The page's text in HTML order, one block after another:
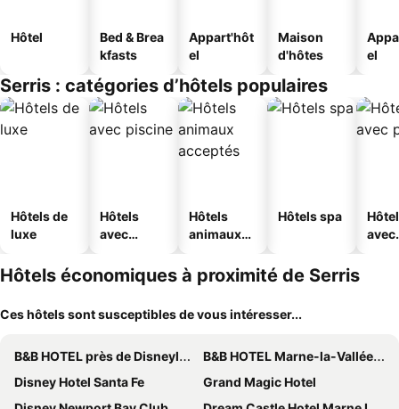
Hôtel
Bed & Brea
kfasts
Appart'hôt
el
Maison
d'hôtes
el
Serris : catégories d’hôtels populaires
Hôtels de
luxe
Hôtels
avec
Hôtels
animaux
Hôtels spa
avec
Hôtels économiques à proximité de Serris
Ces hôtels sont susceptibles de vous intéresser...
B&B HOTEL près de Disneyland® Paris
B&B HOTEL Marne-la-Vallée Val d'Europe
Disney Hotel Santa Fe
Grand Magic Hotel